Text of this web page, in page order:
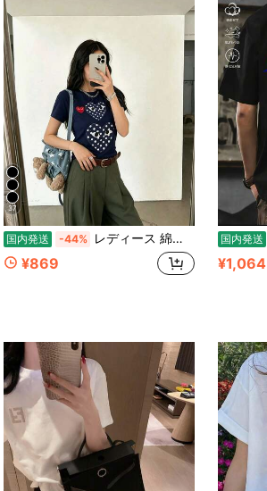
37
国内発送 -44% レディース 綿素材 プリント柄 半袖 T シャツ クルーネック カジュアル 柔らか肌触り 通気性良好 夏新作 普段着 通勤着 おしゃれデイリーカジュアルトップス
¥869
国内発送
¥1,064